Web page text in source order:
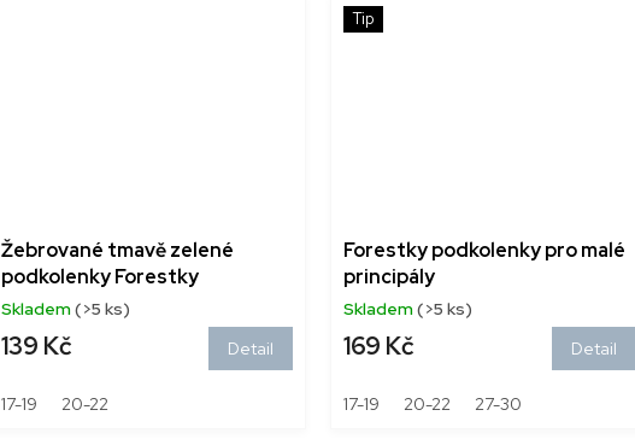
Žebrované tmavě zelené
podkolenky Forestky
Skladem(>5 ks)
139 Kč Detail
17-19 20-22
Tip
Forestky podkolenky pro malé
principály
Skladem(>5 ks)
169 Kč Detail
17-19 20-22 27-30